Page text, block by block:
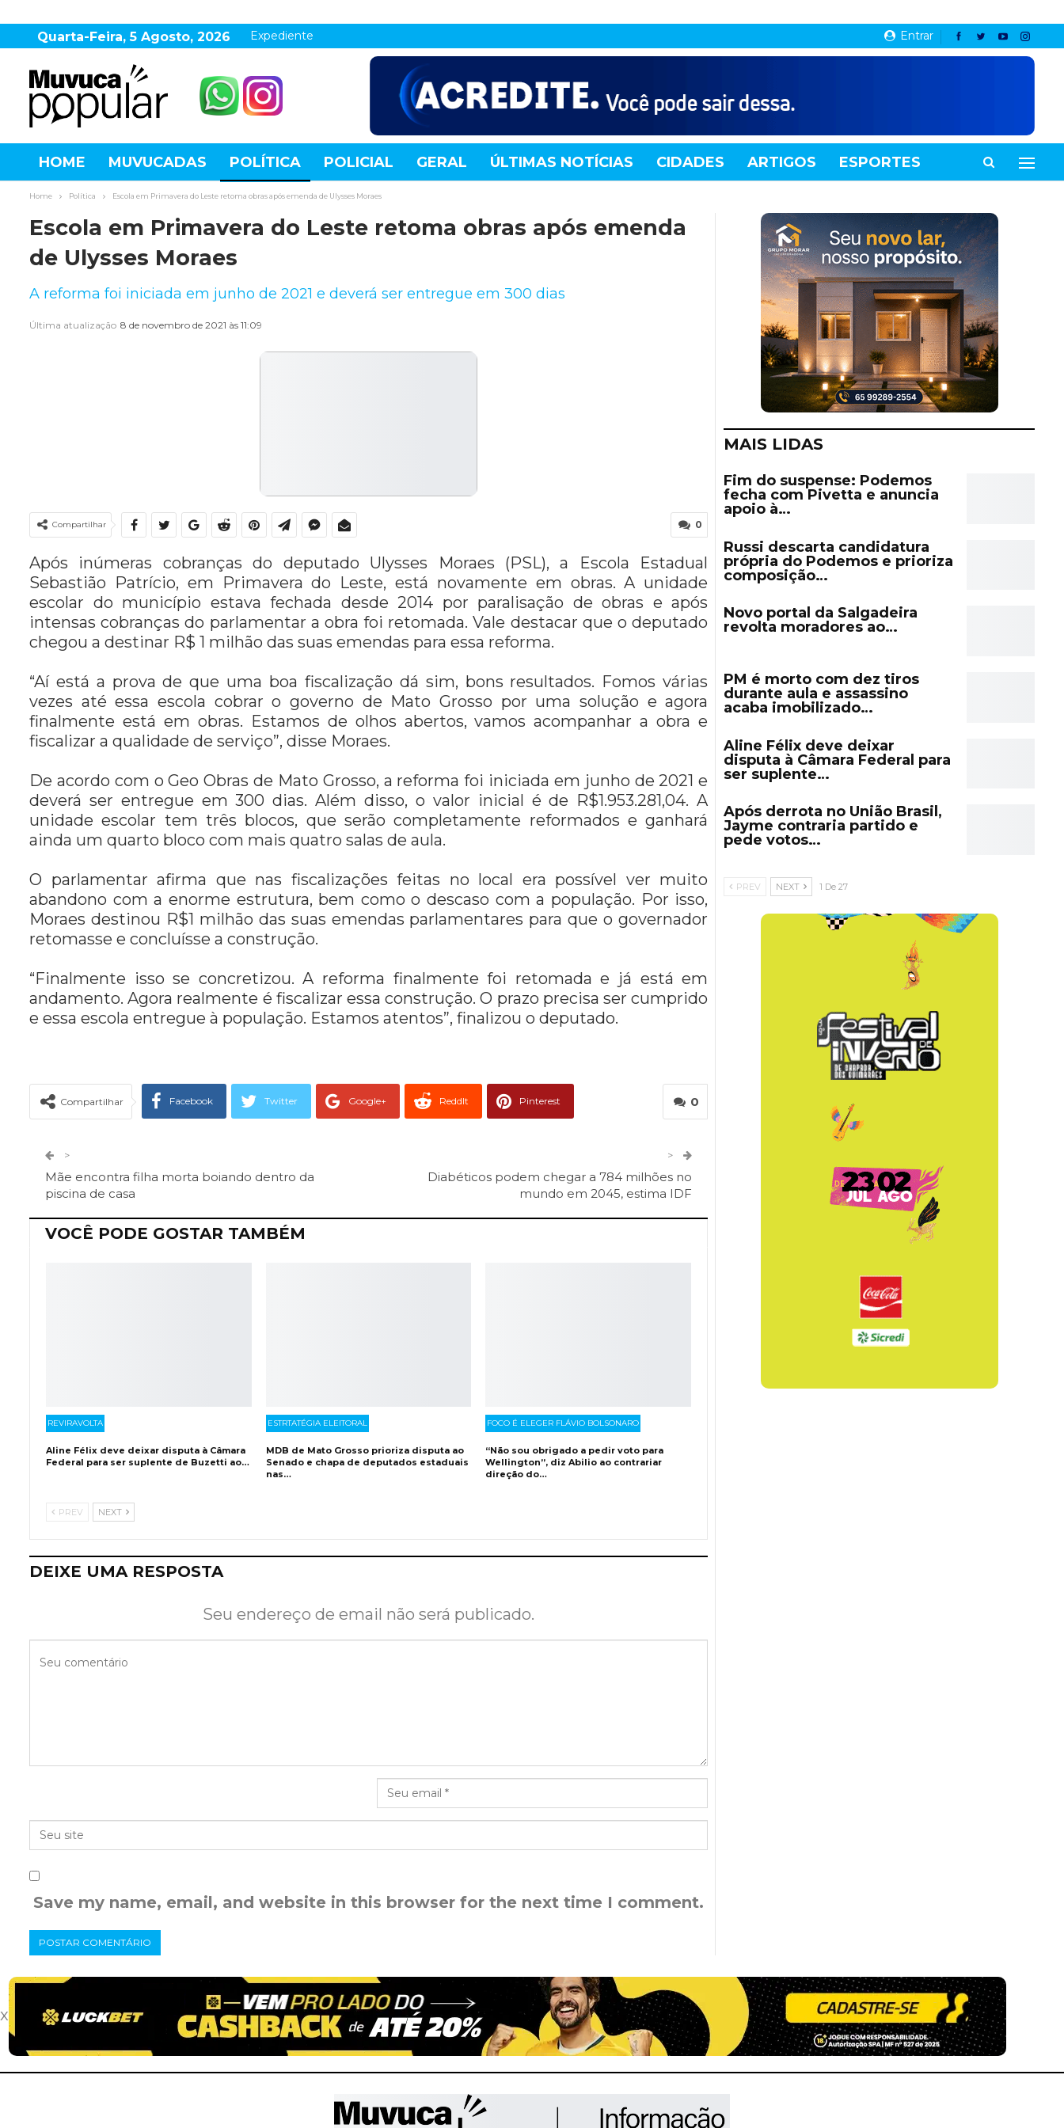
Entrar
Quarta-Feira, 5 Agosto, 2026 Expediente
HOME MUVUCADAS POLÍTICA POLICIAL GERAL ÚLTIMAS NOTÍCIAS CIDADES ARTIGOS ESPORTES
AGRONEGÓCIO DESTAQUES ESPORTE
Home Política Escola em Primavera do Leste retoma obras após emenda de Ulysses Moraes
Escola em Primavera do Leste retoma obras após emenda
de Ulysses Moraes
A reforma foi iniciada em junho de 2021 e deverá ser entregue em 300 dias
Última atualização 8 de novembro de 2021 às 11:09
0
Compartilhar
Após inúmeras cobranças do deputado Ulysses Moraes (PSL), a Escola Estadual
Sebastião Patrício, em Primavera do Leste, está novamente em obras. A unidade
escolar do município estava fechada desde 2014 por paralisação de obras e após
intensas cobranças do parlamentar a obra foi retomada. Vale destacar que o deputado
chegou a destinar R$ 1 milhão das suas emendas para essa reforma.
“Aí está a prova de que uma boa fiscalização dá sim, bons resultados. Fomos várias
vezes até essa escola cobrar o governo de Mato Grosso por uma solução e agora
finalmente está em obras. Estamos de olhos abertos, vamos acompanhar a obra e
fiscalizar a qualidade de serviço”, disse Moraes.
De acordo com o Geo Obras de Mato Grosso, a reforma foi iniciada em junho de 2021 e
deverá ser entregue em 300 dias. Além disso, o valor inicial é de R$1.953.281,04. A
unidade escolar tem três blocos, que serão completamente reformados e ganhará
ainda um quarto bloco com mais quatro salas de aula.
O parlamentar afirma que nas fiscalizações feitas no local era possível ver muito
abandono com a enorme estrutura, bem como o descaso com a população. Por isso,
Moraes destinou R$1 milhão das suas emendas parlamentares para que o governador
retomasse e concluísse a construção.
“Finalmente isso se concretizou. A reforma finalmente foi retomada e já está em
andamento. Agora realmente é fiscalizar essa construção. O prazo precisa ser cumprido
e essa escola entregue à população. Estamos atentos”, finalizou o deputado.
0
Compartilhar Facebook Twitter Google+ ReddIt Pinterest
>
Mãe encontra filha morta boiando dentro da
piscina de casa
>
Diabéticos podem chegar a 784 milhões no
mundo em 2045, estima IDF
VOCÊ PODE GOSTAR TAMBÉM
REVIRAVOLTA
Aline Félix deve deixar disputa à Câmara
Federal para ser suplente de Buzetti ao…
ESTRTATÉGIA ELEITORAL
MDB de Mato Grosso prioriza disputa ao
Senado e chapa de deputados estaduais
nas…
FOCO É ELEGER FLÁVIO BOLSONARO
“Não sou obrigado a pedir voto para
Wellington”, diz Abilio ao contrariar
direção do…
PREV NEXT
DEIXE UMA RESPOSTA
Seu endereço de email não será publicado.
Save my name, email, and website in this browser for the next time I comment.
MAIS LIDAS
Fim do suspense: Podemos
fecha com Pivetta e anuncia
apoio à…
Russi descarta candidatura
própria do Podemos e prioriza
composição…
Novo portal da Salgadeira
revolta moradores ao…
PM é morto com dez tiros
durante aula e assassino
acaba imobilizado…
Aline Félix deve deixar
disputa à Câmara Federal para
ser suplente…
Após derrota no União Brasil,
Jayme contraria partido e
pede votos…
PREV NEXT 1 De 27
x